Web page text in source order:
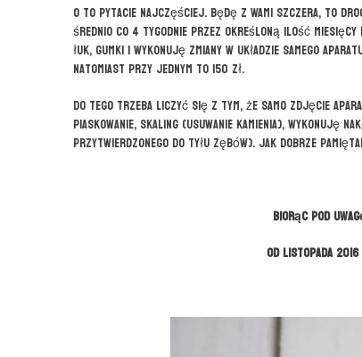
O to pytacie najczęściej. Będę z Wami szczera, to
średnio co 4 tygodnie przez określoną ilość
łuk, gumki i wykonuję zmiany w układzie samego
natomiast przy jednym to 150 zł.
Do tego trzeba liczyć się z tym, że samo zdjęcie
piaskowanie, skaling (usuwanie kamienia), wykonuję
przytwierdzonego do tyłu zębów). Jak dobrze
Biorąc pod
od listopada